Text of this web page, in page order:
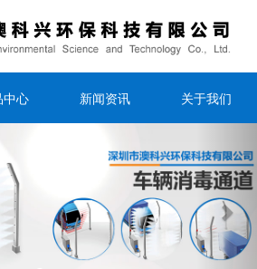
中心 新闻资讯 关于我们